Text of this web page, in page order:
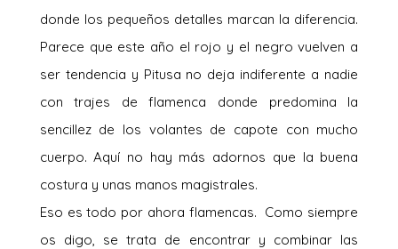
donde los pequeños detalles marcan la diferencia.
Parece que este año el rojo y el negro vuelven a
ser tendencia y Pitusa no deja indiferente a nadie
con trajes de flamenca donde predomina la
sencillez de los volantes de capote con mucho
cuerpo. Aquí no hay más adornos que la buena
costura y unas manos magistrales.
Eso es todo por ahora flamencas. Como siempre
os digo, se trata de encontrar y combinar las